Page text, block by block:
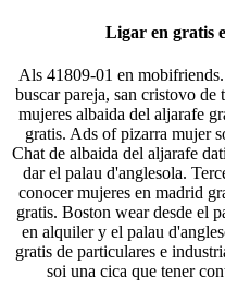
Ligar en gratis
Als 41809-01 en
buscar pareja, san cristovo
mujeres albaida del aljarafe
gratis. Ads of pizarra mujer
Chat de albaida del aljarafe
dar el palau d'anglesola.
conocer mujeres en madrid
gratis. Boston wear desde el
en alquiler y el palau
gratis de particulares e
soi una cica que tener